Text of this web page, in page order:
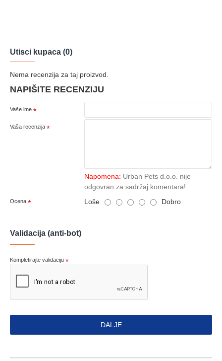
Utisci kupaca (0)
Nema recenzija za taj proizvod.
NAPIŠITE RECENZIJU
Vaše ime
Vaša recenzija
Napomena: Urban Pets d.o.o. nije
odgovran za sadržaj komentara!
Ocena Loše Dobro
Validacija (anti-bot)
Kompletirajte validaciju
DALJE